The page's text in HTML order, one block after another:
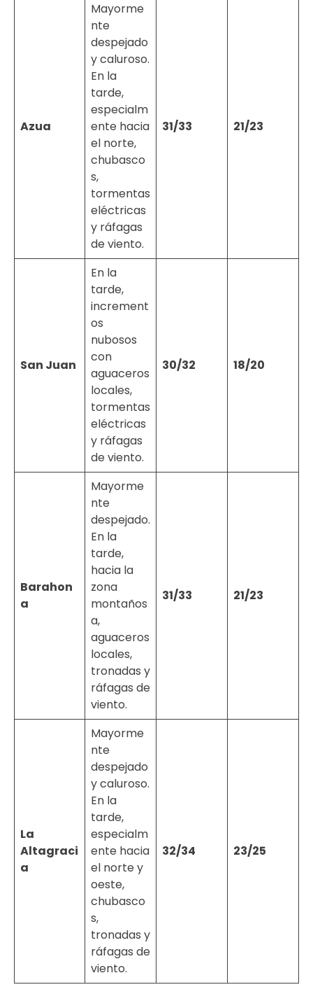
Azua
Mayorme
nte
despejado
y caluroso.
En la
tarde,
especialm
ente hacia
el norte,
chubasco
s,
tormentas
eléctricas
y ráfagas
de viento.
31/33 21/23
San Juan
En la
tarde,
increment
os
nubosos
con
aguaceros
locales,
tormentas
eléctricas
y ráfagas
de viento.
30/32 18/20
Barahon
a
Mayorme
nte
despejado.
En la
tarde,
hacia la
zona
montaños
a,
aguaceros
locales,
tronadas y
ráfagas de
viento.
31/33 21/23
La
Altagraci
a
Mayorme
nte
despejado
y caluroso.
En la
tarde,
especialm
ente hacia
el norte y
oeste,
chubasco
s,
tronadas y
ráfagas de
viento.
32/34 23/25